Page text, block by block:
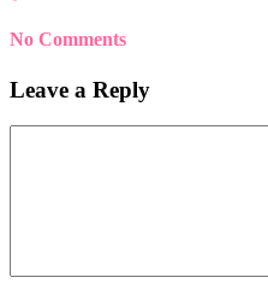
No Comments
Leave a Reply